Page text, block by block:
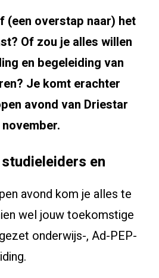
(een overstap naar) het
Of zou je alles willen
en begeleiding van
Je komt erachter
avond van Driestar
en
avond kom je alles te
wel jouw toekomstige
onderwijs-, Ad-PEP-